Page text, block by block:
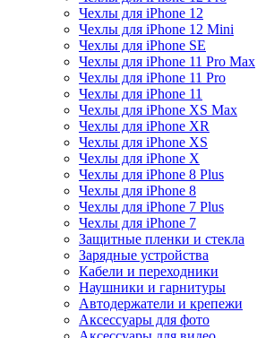
Чехлы для iPhone 12
Чехлы для iPhone 12 Mini
Чехлы для iPhone SE
Чехлы для iPhone 11 Pro Max
Чехлы для iPhone 11 Pro
Чехлы для iPhone 11
Чехлы для iPhone XS Max
Чехлы для iPhone XR
Чехлы для iPhone XS
Чехлы для iPhone X
Чехлы для iPhone 8 Plus
Чехлы для iPhone 8
Чехлы для iPhone 7 Plus
Чехлы для iPhone 7
Защитные пленки и стекла
Зарядные устройства
Кабели и переходники
Наушники и гарнитуры
Автодержатели и крепежи
Аксессуары для фото